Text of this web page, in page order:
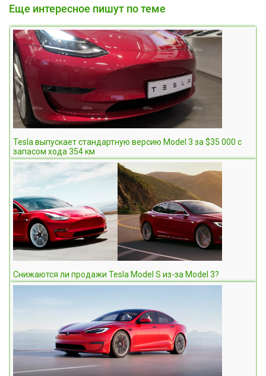
Еще интересное пишут по теме
Tesla выпускает стандартную версию Model 3 за $35 000 с
запасом хода 354 км
Снижаются ли продажи Tesla Model S из-за Model 3?